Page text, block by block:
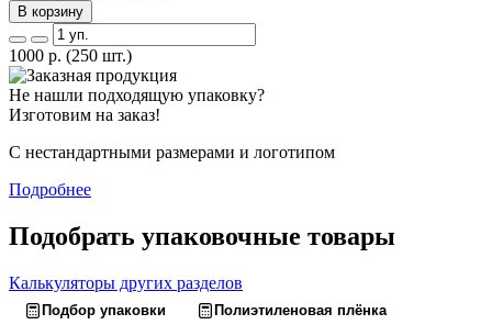
В корзину
1000 р. (250 шт.)
Не нашли подходящую упаковку?
Изготовим на заказ!
С нестандартными размерами и логотипом
Подробнее
Подобрать упаковочные товары
Калькуляторы других разделов
Подбор упаковки Полиэтиленовая плёнка